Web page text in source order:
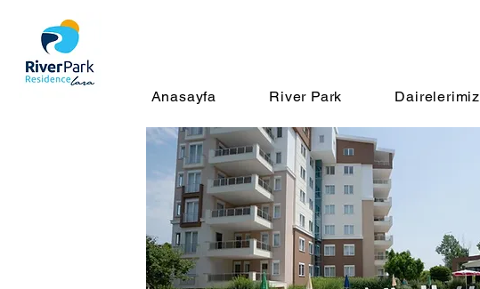
Anasayfa River Park Dairelerimiz